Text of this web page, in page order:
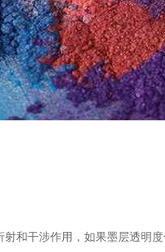
和干涉作用，如果墨层透明